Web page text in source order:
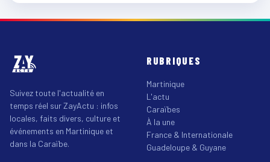
Suivez toute l'actualité en
temps réel sur ZayActu : infos
locales, faits divers, culture et
événements en Martinique et
dans la Caraïbe.
RUBRIQUES
Martinique
L'actu
Caraïbes
À la une
France & Internationale
Guadeloupe & Guyane